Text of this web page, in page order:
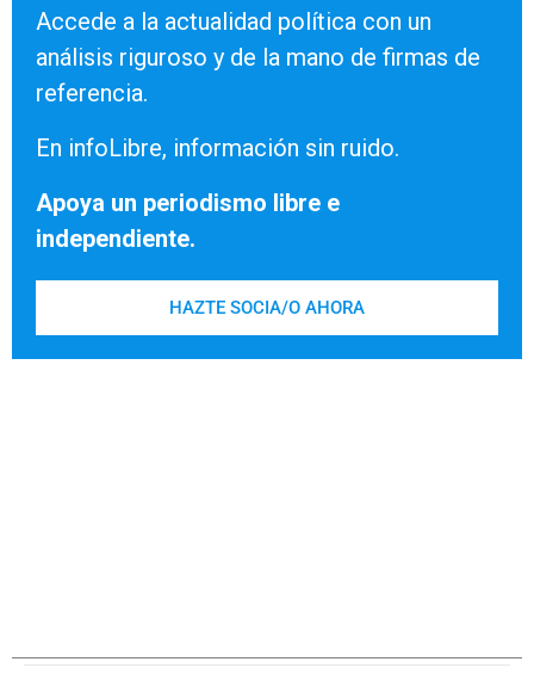
Accede a la actualidad política con un
análisis riguroso y de la mano de firmas de
referencia.
En infoLibre, información sin ruido.
Apoya un periodismo libre e
independiente.
HAZTE SOCIA/O AHORA